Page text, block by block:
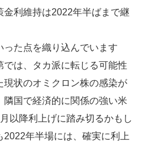
金利維持は2022年半ばまで継
た点を織り込んでいます
では、タカ派に転じる可能性
現状のオミクロン株の感染が
隣国で経済的に関係の強い米
以降利上げに踏み切るかもし
2022年半場には、確実に利上